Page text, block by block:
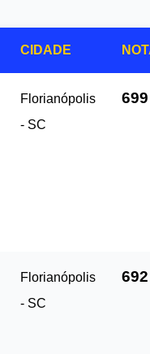
CIDADE
Florianópolis
- SC
699
Florianópolis
- SC
692